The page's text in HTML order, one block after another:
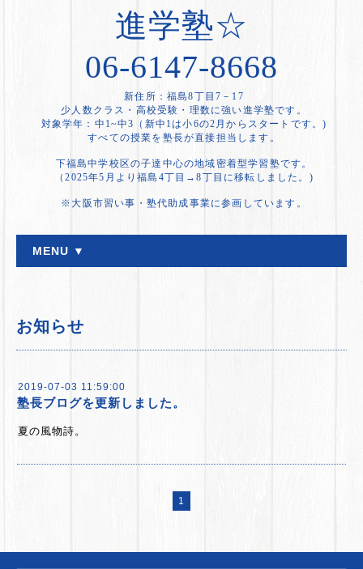
進学塾☆
06-6147-8668
新住所：福島8丁目7－17
少人数クラス・高校受験・理数に強い進学塾です。
対象学年：中1~中3（新中1は小6の2月からスタートです。)
すべての授業を塾長が直接担当します。
下福島中学校区の子達中心の地域密着型学習塾です。
（2025年5月より福島4丁目→8丁目に移転しました。)
※大阪市習い事・塾代助成事業に参画しています。
MENU ▼
お知らせ
2019-07-03 11:59:00
塾長ブログを更新しました。
夏の風物詩。
1